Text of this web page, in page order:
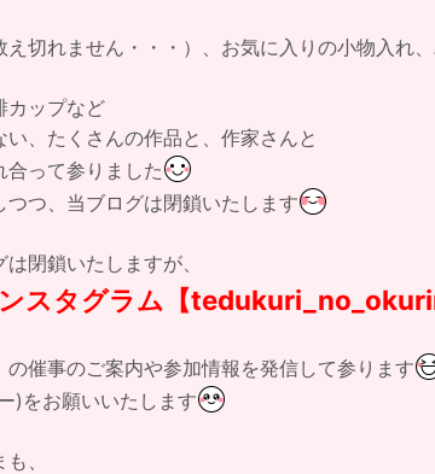
え切れません・・・）、お気に入りの小物入れ
カップなど
、たくさんの作品と、作家さんと
合って参りました
つつ、当ブログは閉鎖いたします
閉鎖いたしますが、
スタグラム【
の催事のご案内や参加情報を発信して参ります
)をお願いいたします
、